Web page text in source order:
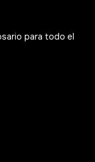
para todo el